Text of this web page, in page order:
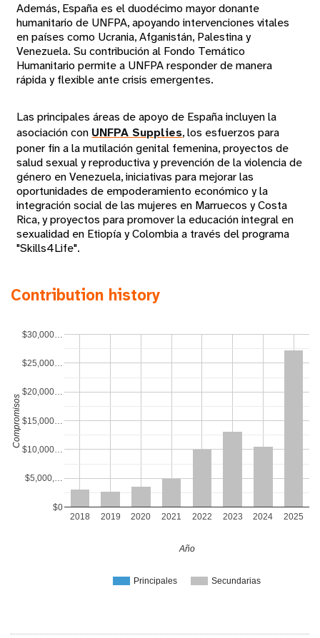
Además, España es el duodécimo mayor donante
humanitario de UNFPA, apoyando intervenciones vitales
en países como Ucrania, Afganistán, Palestina y
Venezuela. Su contribución al Fondo Temático
Humanitario permite a UNFPA responder de manera
rápida y flexible ante crisis emergentes.
Las principales áreas de apoyo de España incluyen la
asociación con UNFPA Supplies, los esfuerzos para
poner fin a la mutilación genital femenina, proyectos de
salud sexual y reproductiva y prevención de la violencia de
género en Venezuela, iniciativas para mejorar las
oportunidades de empoderamiento económico y la
integración social de las mujeres en Marruecos y Costa
Rica, y proyectos para promover la educación integral en
sexualidad en Etiopía y Colombia a través del programa
"Skills4Life".
Contribution history
Principales Secundarias
2018 2019 2020 2021 2022 2023 2024 2025
$0
$5,000,…
$10,000…
$15,000…
$20,000…
$25,000…
$30,000…
Año
Compromisos